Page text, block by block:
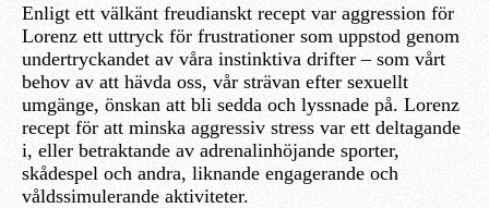
Enligt ett välkänt freudianskt recept var aggression för
Lorenz ett uttryck för frustrationer som uppstod genom
undertryckandet av våra instinktiva drifter – som vårt
behov av att hävda oss, vår strävan efter sexuellt
umgänge, önskan att bli sedda och lyssnade på. Lorenz
recept för att minska aggressiv stress var ett deltagande
i, eller betraktande av adrenalinhöjande sporter,
skådespel och andra, liknande engagerande och
våldssimulerande aktiviteter.